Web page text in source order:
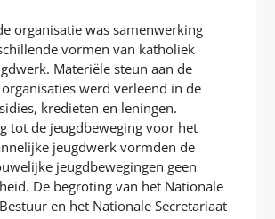
organisatie was samenwerking
vormen van katholiek
Materiële steun aan de
werd verleend in de
kredieten en leningen.
tot de jeugdbeweging voor het
jeugdwerk vormden de
jeugdbewegingen geen
De begroting van het Nationale
en het Nationale Secretariaat